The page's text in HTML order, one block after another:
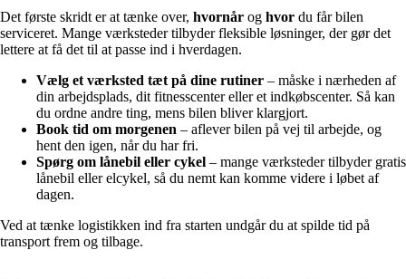
Det første skridt er at tænke over, hvornår og hvor du får bilen
serviceret. Mange værksteder tilbyder fleksible løsninger, der gør det
lettere at få det til at passe ind i hverdagen.
Vælg et værksted tæt på dine rutiner – måske i nærheden af
din arbejdsplads, dit fitnesscenter eller et indkøbscenter. Så kan
du ordne andre ting, mens bilen bliver klargjort.
Book tid om morgenen – aflever bilen på vej til arbejde, og
hent den igen, når du har fri.
Spørg om lånebil eller cykel – mange værksteder tilbyder gratis
lånebil eller elcykel, så du nemt kan komme videre i løbet af
dagen.
Ved at tænke logistikken ind fra starten undgår du at spilde tid på
transport frem og tilbage.